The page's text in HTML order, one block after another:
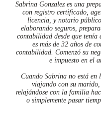
Sabrina Gonzalez es una
con registro certificado,
licencia, y notario
elaborando seguros,
contabilidad desde que tenía
es más de 32 años de
contabilidad. Comenzó su
e impuesto en el
Cuando Sabrina no está
viajando con su
relajándose con la familia
o simplemente pasar